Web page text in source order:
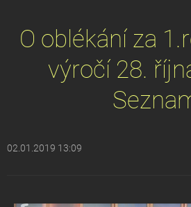
O oblékání za
výročí 28.
02.01.2019 13:09